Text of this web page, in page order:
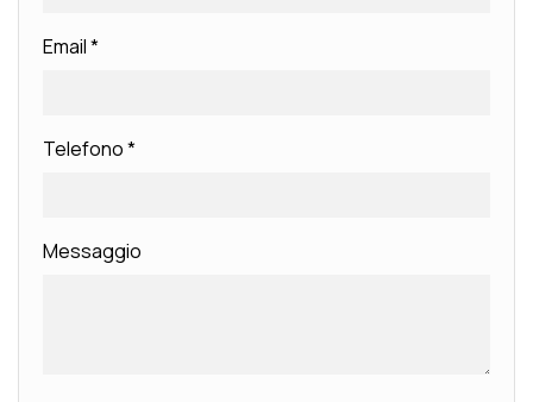
Email*
Telefono*
Messaggio